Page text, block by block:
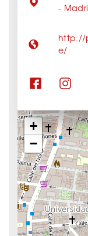
+
−
-
http://
e/